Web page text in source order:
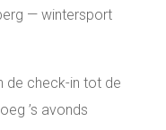
— wintersport
de check-in tot de
’s avonds